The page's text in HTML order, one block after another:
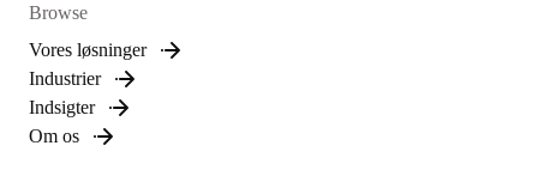
Browse
Vores løsninger
Industrier
Indsigter
Om os